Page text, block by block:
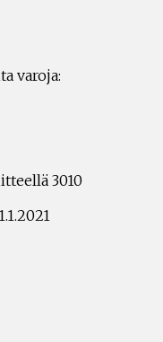
varoja:
3010